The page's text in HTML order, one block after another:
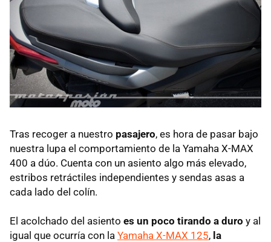
Tras recoger a nuestro pasajero, es hora de pasar bajo
nuestra lupa el comportamiento de la Yamaha X-MAX
400 a dúo. Cuenta con un asiento algo más elevado,
estribos retráctiles independientes y sendas asas a
cada lado del colín.
El acolchado del asiento es un poco tirando a duro y al
igual que ocurría con la Yamaha X-MAX 125, la